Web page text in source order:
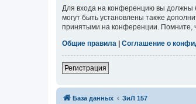
Для входа на конференцию вы должны
могут быть установлены также
принятыми на конференции. Помните,
Общие правила | Соглашение о
Регистрация
База данных ЗиЛ 157